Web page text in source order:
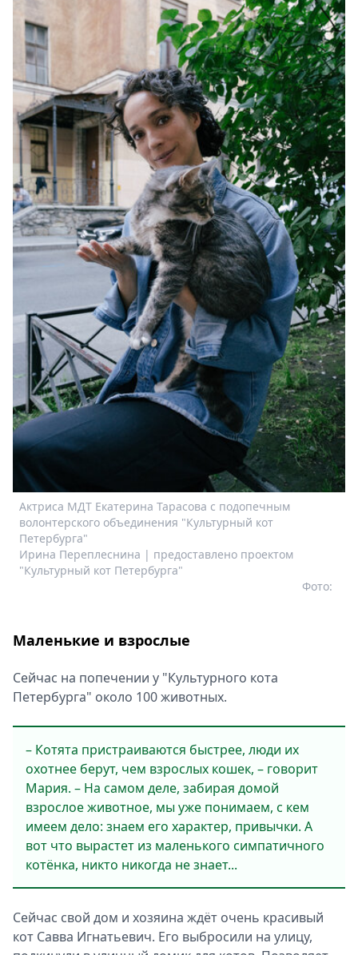
Актриса МДТ Екатерина Тарасова с подопечным
волонтерского объединения "Культурный кот
Петербурга"
Ирина Переплеснина | предоставлено проектом
"Культурный кот Петербурга"
Фото:
Маленькие и взрослые
Сейчас на попечении у "Культурного кота
Петербурга" около 100 животных.
– Котята пристраиваются быстрее, люди их
охотнее берут, чем взрослых кошек, – говорит
Мария. – На самом деле, забирая домой
взрослое животное, мы уже понимаем, с кем
имеем дело: знаем его характер, привычки. А
вот что вырастет из маленького симпатичного
котёнка, никто никогда не знает...
Сейчас свой дом и хозяина ждёт очень красивый
кот Савва Игнатьевич. Его выбросили на улицу,